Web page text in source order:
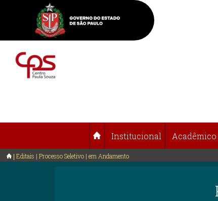
Institucional Acadêmico
Editais | Processo Seletivo | em Andamento